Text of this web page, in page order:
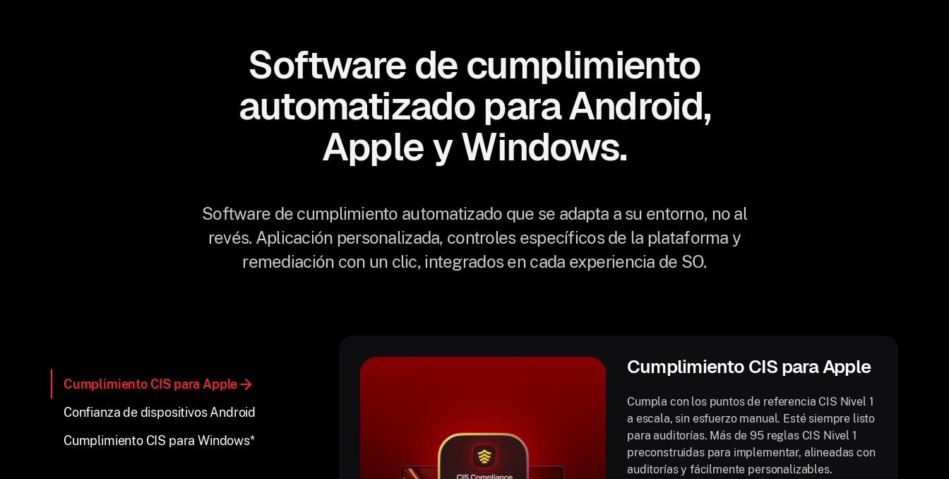
Software de cumplimiento
automatizado para Android,
Apple y Windows.
Software de cumplimiento automatizado que se adapta a su entorno, no al
revés. Aplicación personalizada, controles específicos de la plataforma y
remediación con un clic, integrados en cada experiencia de SO.
Cumplimiento CIS para Apple
Confianza de dispositivos Android
Cumplimiento CIS para Windows*
Cumplimiento CIS para Apple
Cumpla con los puntos de referencia CIS Nivel 1
a escala, sin esfuerzo manual. Esté siempre listo
para auditorías. Más de 95 reglas CIS Nivel 1
preconstruidas para implementar, alineadas con
auditorías y fácilmente personalizables.